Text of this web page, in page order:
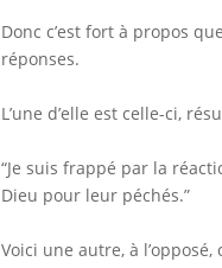
Donc c’est fort à propos
réponses.
L’une d’elle est celle-ci,
“Je suis frappé par la
Dieu pour leur péchés.”
Voici une autre, à